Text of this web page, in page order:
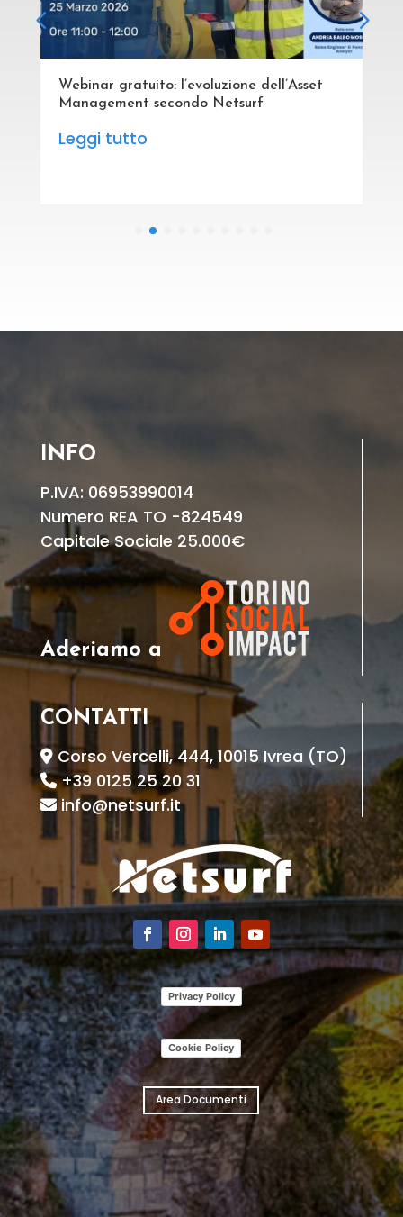
Webinar gratuito: l’evoluzione dell’Asset
Management secondo Netsurf
Leggi tutto
INFO
P.IVA: 06953990014
Numero REA TO -824549
Capitale Sociale 25.000€
Aderiamo a
CONTATTI
Corso Vercelli, 444, 10015 Ivrea (TO)
+39 0125 25 20 31
info@netsurf.it
Privacy Policy
Cookie Policy
Area Documenti